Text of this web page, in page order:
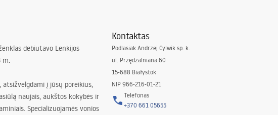
debiutavo Lenkijos
m.
atsižvelgdami į jūsų poreikius,
naujais, aukštos kokybės ir
Specializuojamės vonios
Kontaktas
Podlasiak Andrzej Cylwik sp. k.
ul. Przędzalniana 60
15-688 Białystok
NIP 966-216-01-21
Telefonas
+370 661 05655